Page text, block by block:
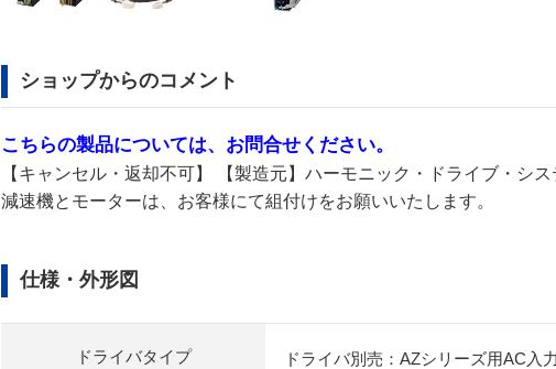
ショップからのコメント
こちらの製品については、お問合せください。
【キャンセル・返却不可】 【製造元】ハーモニック・ドライブ・シ
減速機とモーターは、お客様にて組付けをお願いいたします。
仕様・外形図
ドライバタイプ ドライバ別売：AZシリーズ用AC入